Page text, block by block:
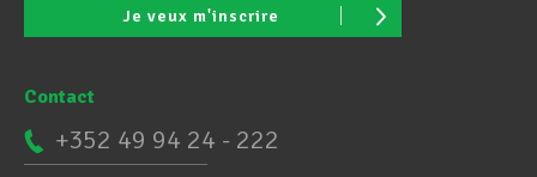
Je veux m'inscrire
Contact
+352 49 94 24 - 222